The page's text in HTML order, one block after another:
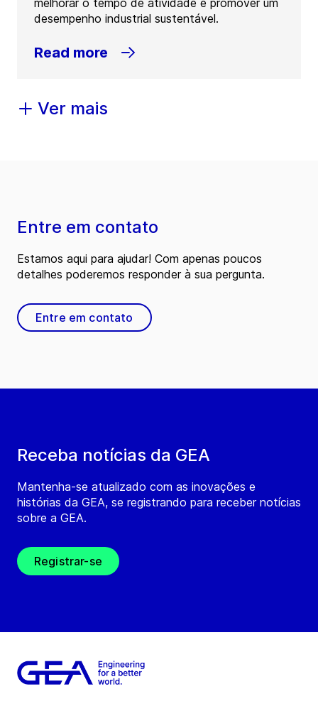
melhorar o tempo de atividade e promover um
desempenho industrial sustentável.
Read more
Ver mais
Receba notícias da GEA
Mantenha-se atualizado com as inovações e
histórias da GEA, se registrando para receber notícias
sobre a GEA.
Registrar-se
Entre em contato
Estamos aqui para ajudar! Com apenas poucos
detalhes poderemos responder à sua pergunta.
Entre em contato